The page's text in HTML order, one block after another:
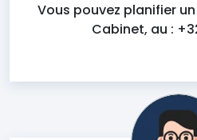
Vous pouvez planifier
Cabinet, au :